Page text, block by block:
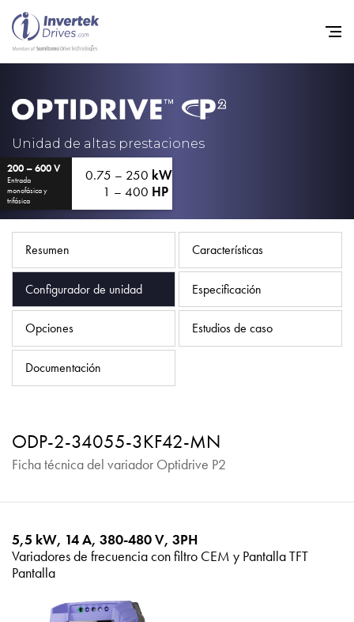
Unidad de altas prestaciones
200 – 600 V
Entrada
monofásica y
trifásica
0.75 – 250 kW
1 – 400 HP
Resumen Características
Configurador de unidad Especificación
Opciones Estudios de caso
Documentación
ODP-2-34055-3KF42-MN
Ficha técnica del variador Optidrive P2
5,5 kW, 14 A, 380-480 V, 3PH
Variadores de frecuencia con filtro CEM y Pantalla TFT
Pantalla
Home
Noticias
Empleo
Acerca de
Contacto